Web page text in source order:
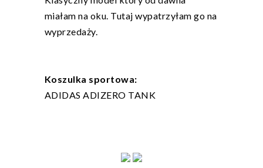
miałam na oku. Tutaj wypatrzyłam go na
wyprzedaży.
Koszulka sportowa:
ADIDAS ADIZERO TANK